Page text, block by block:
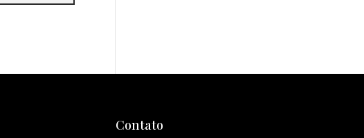
Contato